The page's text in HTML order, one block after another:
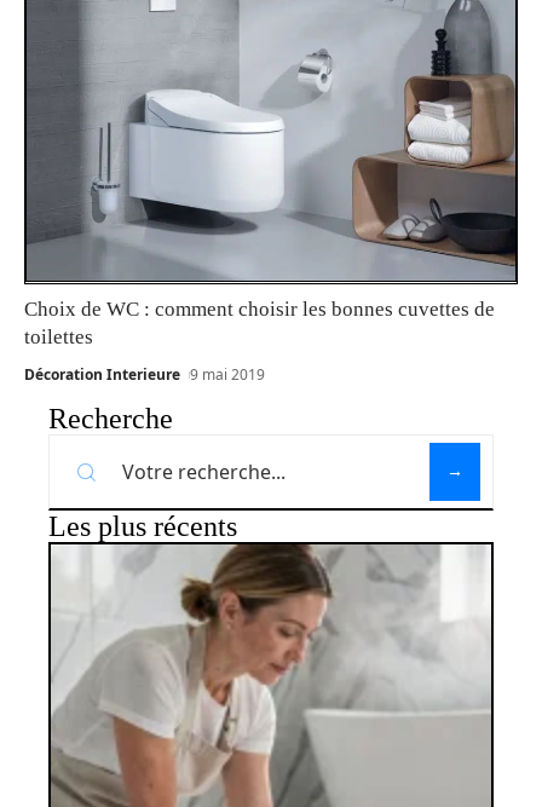
Choix de WC : comment choisir les bonnes cuvettes de
toilettes
Décoration Interieure 9 mai 2019
Recherche
Les plus récents